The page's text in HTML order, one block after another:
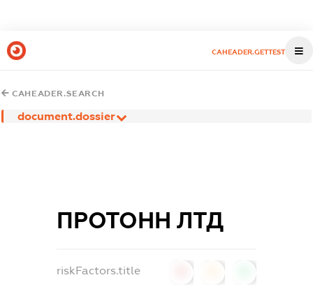
CAHEADER.GETTEST
CAHEADER.SEARCH
document.dossier
ПРОТОНН ЛТД
riskFactors.title